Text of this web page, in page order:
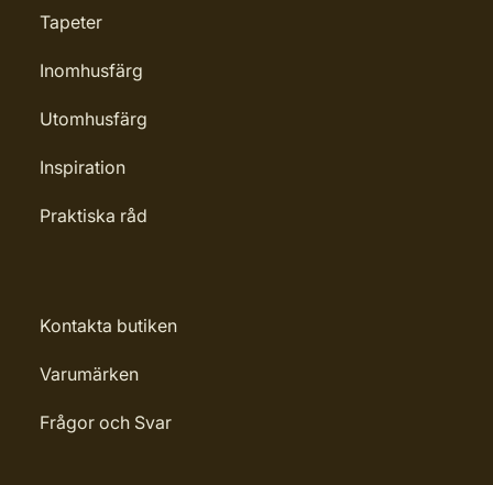
Tapeter
Inomhusfärg
Utomhusfärg
Inspiration
Praktiska råd
Kontakta butiken
Varumärken
Frågor och Svar